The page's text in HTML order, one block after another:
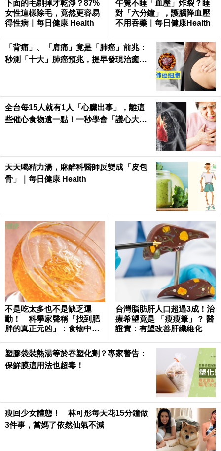
下面的毛剃掉才乾淨？87%
女性這樣除毛，竟然更容易
得性病｜每日健康 Health
午覺不睡「血壓」炸裂？睡
對「六分鐘」，護腦降血壓
不用吞藥｜每日健康Health
「背痛」、「肩痛」竟是「肺癌」前兆：
秒測「十大」肺癌預兆，提早發現治癒率
全台每15人就有1人「心臟出事」，離這
些催心食物遠一點！一秒學會「護心大
天天喝精力湯，麻醉科醫師反變成「皮包
骨」｜每日健康 Health
不是吃太多也不是缺乏運
動！ 科學家聲稱「找到肥
胖的真正元凶」：食物中無
台灣脂肪肝人口超過3成！治
療希望竟是 「瘦瘦筆」？ 醫
證實：有望改善肝纖維化
塑膠袋裝熱湯等於吞塑化劑？專家警告：
保鮮膜這用法也超毒！
瘦回少女體態！ 林可彤每天花15分鐘做
3件事，當媽了依然仙氣不減